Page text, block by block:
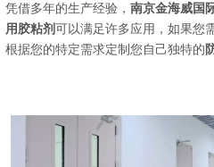
凭借多年的生产经验， 南京金海威国
用胶粘剂 可以满足许多应用，如果您
根据您的特定需求定制您自己独特的